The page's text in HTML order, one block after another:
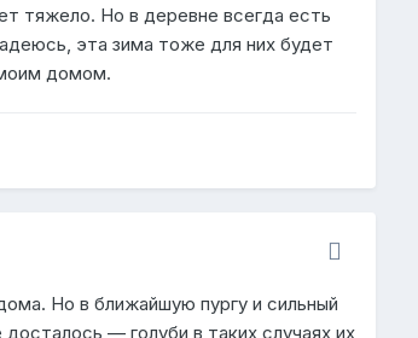
тяжело. Но в деревне всегда есть
эта зима тоже для них будет
домом.
Но в ближайшую пургу и сильный
— голуби в таких случаях их